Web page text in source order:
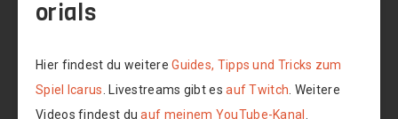
orials
Hier findest du weitereGuides, Tipps und Tricks zum
Spiel Icarus
. Livestreams gibt esauf Twitch . Weitere
Videos findest duauf meinem YouTube-Kanal